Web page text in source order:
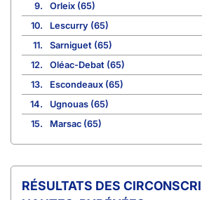
9.
Orleix (65)
10.
Lescurry (65)
11.
Sarniguet (65)
12.
Oléac-Debat (65)
13.
Escondeaux (65)
14.
Ugnouas (65)
15.
Marsac (65)